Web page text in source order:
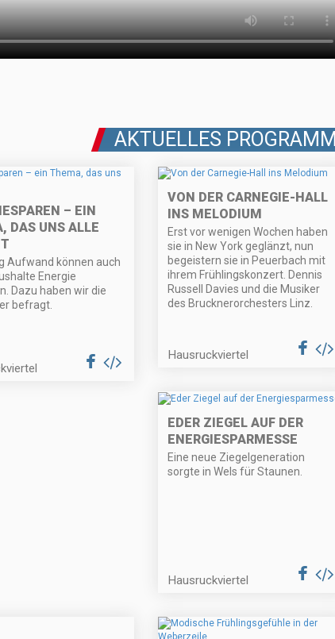
AKTUELLES PROGRAMM
– EIN
DAS UNS ALLE
Aufwand können auch
Energie
Dazu haben wir die
befragt.
VON DER CARNEGIE-HALL
INS MELODIUM
Erst vor wenigen Wochen haben
sie in New York geglänzt, nun
begeistern sie in Peuerbach mit
ihrem Frühlingskonzert. Dennis
Russell Davies und die Musiker
des Brucknerorchesters Linz.
Hausruckviertel
EDER ZIEGEL AUF DER
ENERGIESPARMESSE
Eine neue Ziegelgeneration
sorgte in Wels für Staunen.
Hausruckviertel